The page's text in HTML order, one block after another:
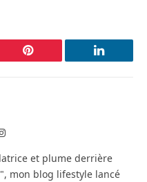
Pinterest LinkedIn
Instagram
et plume derrière
mon blog lifestyle lancé